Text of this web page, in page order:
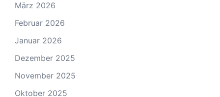
März 2026
Februar 2026
Januar 2026
Dezember 2025
November 2025
Oktober 2025